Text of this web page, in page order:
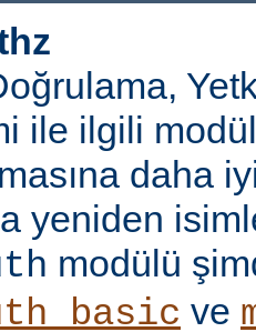
ile ilgili
daha
yeniden
modülü
ve